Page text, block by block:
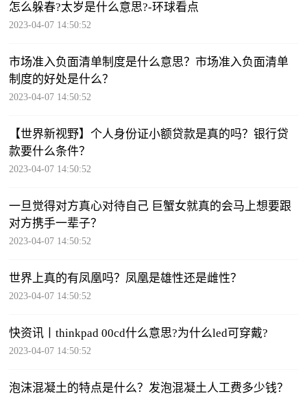
怎么躲春?太岁是什么意思?-环球看点
2023-04-07 14:50:52
市场准入负面清单制度是什么意思？市场准入负面清单
制度的好处是什么？
2023-04-07 14:50:52
【世界新视野】个人身份证小额贷款是真的吗？银行贷
款要什么条件？
2023-04-07 14:50:52
一旦觉得对方真心对待自己 巨蟹女就真的会马上想要跟
对方携手一辈子？
2023-04-07 14:50:52
世界上真的有凤凰吗？凤凰是雄性还是雌性？
2023-04-07 14:50:52
快资讯丨thinkpad 00cd什么意思?为什么led可穿戴?
2023-04-07 14:50:52
泡沫混凝土的特点是什么？发泡混凝土人工费多少钱？